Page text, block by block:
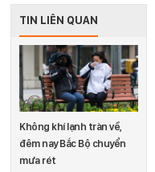
TIN LIÊN QUAN
Không khí lạnh tràn về,
đêm nay Bắc Bộ chuyển
mưa rét